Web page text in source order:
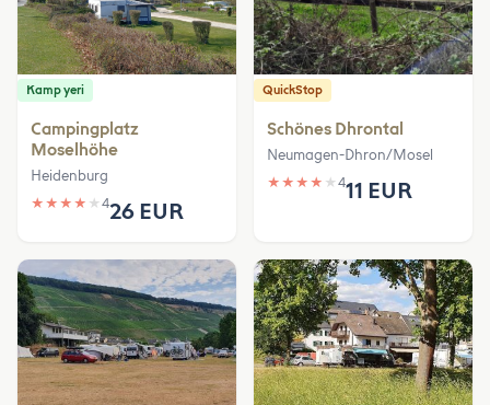
Kamp yeri
Campingplatz
Moselhöhe
Heidenburg
★ ★ ★ ★ ★ 426 EUR
QuickStop
Schönes Dhrontal
Neumagen-Dhron/Mosel
★ ★ ★ ★ ★ 411 EUR